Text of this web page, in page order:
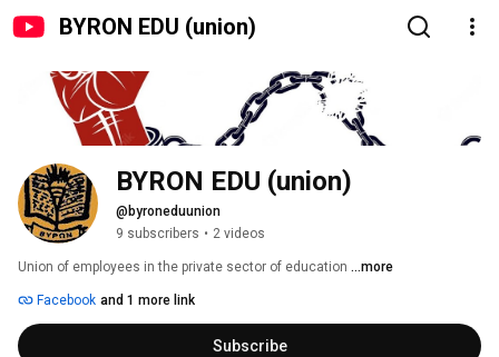
BYRON EDU (union)
BYRON EDU (union)
@byroneduunion
9 subscribers • 2 videos
Union of employees in the private sector of education ...more
Facebook and 1 more link
Subscribe